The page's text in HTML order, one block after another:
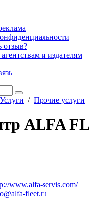
отзыв?
и издателям
Услуги / Прочие услуги
ALFA
www.alfa-servis.com/
fleet.ru